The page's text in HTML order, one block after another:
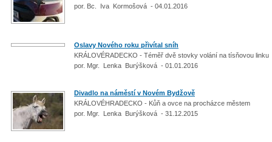
por. Bc. Iva Kormošová - 04.01.2016
Oslavy Nového roku přivítal sníh
KRÁLOVÉRADECKO - Téměř dvě stovky volání na tísňovou linku
por. Mgr. Lenka Burýšková - 01.01.2016
Divadlo na náměstí v Novém Bydžově
KRÁLOVÉHRADECKO - Kůň a ovce na procházce městem
por. Mgr. Lenka Burýšková - 31.12.2015